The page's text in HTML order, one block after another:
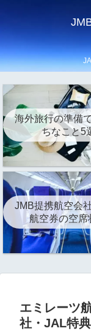
海外旅行の準備
ちなこと5
JMB提携航空会
航空券の空席
エミレーツ
社・JAL特